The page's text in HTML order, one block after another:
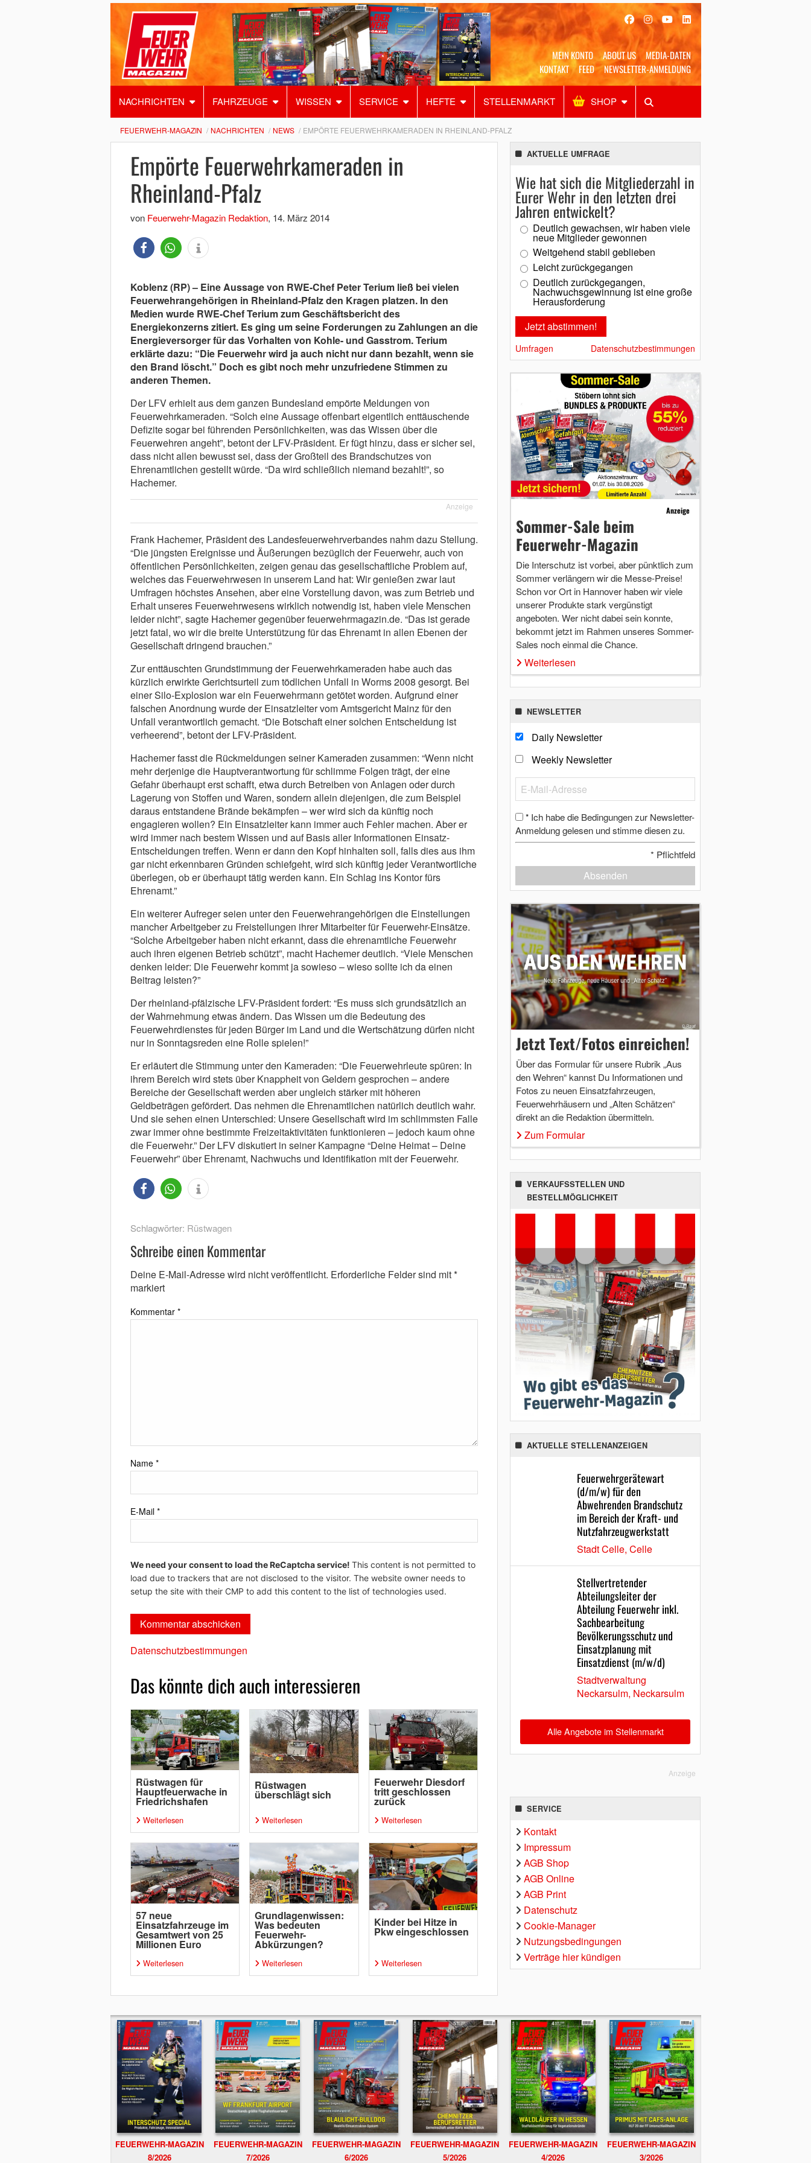
MEIN KONTO ABOUT US
MEDIA-DATEN
KONTAKT
FEED NEWSLETTER-ANMELDUNG
NACHRICHTEN FAHRZEUGE WISSEN SERVICE HEFTE STELLENMARKT SHOP
Alles Shop SUCHEN
FEUERWEHR-MAGAZIN NACHRICHTEN NEWS EMPÖRTE FEUERWEHRKAMERADEN IN RHEINLAND-PFALZ
Empörte Feuerwehrkameraden in
Rheinland-Pfalz
von Feuerwehr-Magazin Redaktion, 14. März 2014
Koblenz (RP) – Eine Aussage von RWE-Chef Peter Terium ließ bei vielen
Feuerwehrangehörigen in Rheinland-Pfalz den Kragen platzen. In den
Medien wurde RWE-Chef Terium zum Geschäftsbericht des
Energiekonzerns zitiert. Es ging um seine Forderungen zu Zahlungen an die
Energieversorger für das Vorhalten von Kohle- und Gasstrom. Terium
erklärte dazu: “Die Feuerwehr wird ja auch nicht nur dann bezahlt, wenn sie
den Brand löscht.” Doch es gibt noch mehr unzufriedene Stimmen zu
anderen Themen.
Der LFV erhielt aus dem ganzen Bundesland empörte Meldungen von
Feuerwehrkameraden. “Solch eine Aussage offenbart eigentlich enttäuschende
Defizite sogar bei führenden Persönlichkeiten, was das Wissen über die
Feuerwehren angeht”, betont der LFV-Präsident. Er fügt hinzu, dass er sicher sei,
dass nicht allen bewusst sei, dass der Großteil des Brandschutzes von
Ehrenamtlichen gestellt würde. “Da wird schließlich niemand bezahlt!”, so
Hachemer.
Anzeige
Frank Hachemer, Präsident des Landesfeuerwehrverbandes nahm dazu Stellung.
“Die jüngsten Ereignisse und Äußerungen bezüglich der Feuerwehr, auch von
öffentlichen Persönlichkeiten, zeigen genau das gesellschaftliche Problem auf,
welches das Feuerwehrwesen in unserem Land hat: Wir genießen zwar laut
Umfragen höchstes Ansehen, aber eine Vorstellung davon, was zum Betrieb und
Erhalt unseres Feuerwehrwesens wirklich notwendig ist, haben viele Menschen
leider nicht”, sagte Hachemer gegenüber feuerwehrmagazin.de. “Das ist gerade
jetzt fatal, wo wir die breite Unterstützung für das Ehrenamt in allen Ebenen der
Gesellschaft dringend brauchen.”
Zur enttäuschten Grundstimmung der Feuerwehrkameraden habe auch das
kürzlich erwirkte Gerichtsurteil zum tödlichen Unfall in Worms 2008 gesorgt. Bei
einer Silo-Explosion war ein Feuerwehrmann getötet worden. Aufgrund einer
falschen Anordnung wurde der Einsatzleiter vom Amtsgericht Mainz für den
Unfall verantwortlich gemacht. “Die Botschaft einer solchen Entscheidung ist
verheerend”, betont der LFV-Präsident.
Hachemer fasst die Rückmeldungen seiner Kameraden zusammen: “Wenn nicht
mehr derjenige die Hauptverantwortung für schlimme Folgen trägt, der eine
Gefahr überhaupt erst schafft, etwa durch Betreiben von Anlagen oder durch
Lagerung von Stoffen und Waren, sondern allein diejenigen, die zum Beispiel
daraus entstandene Brände bekämpfen – wer wird sich da künftig noch
engagieren wollen? Ein Einsatzleiter kann immer auch Fehler machen. Aber er
wird immer nach bestem Wissen und auf Basis aller Informationen Einsatz-
Entscheidungen treffen. Wenn er dann den Kopf hinhalten soll, falls dies aus ihm
gar nicht erkennbaren Gründen schiefgeht, wird sich künftig jeder Verantwortliche
überlegen, ob er überhaupt tätig werden kann. Ein Schlag ins Kontor fürs
Ehrenamt.”
Ein weiterer Aufreger seien unter den Feuerwehrangehörigen die Einstellungen
mancher Arbeitgeber zu Freistellungen ihrer Mitarbeiter für Feuerwehr-Einsätze.
“Solche Arbeitgeber haben nicht erkannt, dass die ehrenamtliche Feuerwehr
auch ihren eigenen Betrieb schützt”, macht Hachemer deutlich. “Viele Menschen
denken leider: Die Feuerwehr kommt ja sowieso – wieso sollte ich da einen
Beitrag leisten?”
Der rheinland-pfälzische LFV-Präsident fordert: “Es muss sich grundsätzlich an
der Wahrnehmung etwas ändern. Das Wissen um die Bedeutung des
Feuerwehrdienstes für jeden Bürger im Land und die Wertschätzung dürfen nicht
nur in Sonntagsreden eine Rolle spielen!”
Er erläutert die Stimmung unter den Kameraden: “Die Feuerwehrleute spüren: In
ihrem Bereich wird stets über Knappheit von Geldern gesprochen – andere
Bereiche der Gesellschaft werden aber ungleich stärker mit höheren
Geldbeträgen gefördert. Das nehmen die Ehrenamtlichen natürlich deutlich wahr.
Und sie sehen einen Unterschied: Unsere Gesellschaft wird im schlimmsten Falle
zwar immer ohne bestimmte Freizeitaktivitäten funktionieren – jedoch kaum ohne
die Feuerwehr.” Der LFV diskutiert in seiner Kampagne “Deine Heimat – Deine
Feuerwehr” über Ehrenamt, Nachwuchs und Identifikation mit der Feuerwehr.
Schlagwörter: Rüstwagen
Schreibe einen Kommentar
Deine E-Mail-Adresse wird nicht veröffentlicht. Erforderliche Felder sind mit*
markiert
Kommentar *
Name *
E-Mail *
We need your consent to load the ReCaptcha service! This content is not permitted to
load due to trackers that are not disclosed to the visitor. The website owner needs to
setup the site with their CMP to add this content to the list of technologies used.
Datenschutzbestimmungen
Das könnte dich auch interessieren
Rüstwagen für
Hauptfeuerwache in
Friedrichshafen
Weiterlesen
Rüstwagen
überschlägt sich
Weiterlesen
Feuerwehr Diesdorf
tritt geschlossen
zurück
Weiterlesen
57 neue
Einsatzfahrzeuge im
Gesamtwert von 25
Millionen Euro
Weiterlesen
Grundlagenwissen:
Was bedeuten
Feuerwehr-
Abkürzungen?
Weiterlesen
Kinder bei Hitze in
Pkw eingeschlossen
Weiterlesen
AKTUELLE UMFRAGE
Wie hat sich die Mitgliederzahl in
Eurer Wehr in den letzten drei
Jahren entwickelt?
Deutlich gewachsen, wir haben viele
neue Mitglieder gewonnen
Weitgehend stabil geblieben
Leicht zurückgegangen
Deutlich zurückgegangen,
Nachwuchsgewinnung ist eine große
Herausforderung
Umfragen Datenschutzbestimmungen
Anzeige
Sommer-Sale beim
Feuerwehr-Magazin
Die Interschutz ist vorbei, aber pünktlich zum
Sommer verlängern wir die Messe-Preise!
Schon vor Ort in Hannover haben wir viele
unserer Produkte stark vergünstigt
angeboten. Wer nicht dabei sein konnte,
bekommt jetzt im Rahmen unseres Sommer-
Sales noch einmal die Chance.
Weiterlesen
NEWSLETTER
Daily Newsletter
Weekly Newsletter
* Ich habe die Bedingungen zur Newsletter-
Anmeldung gelesen und stimme diesen zu.
* Pflichtfeld
Absenden
Jetzt Text/Fotos einreichen!
Über das Formular für unsere Rubrik „Aus
den Wehren“ kannst Du Informationen und
Fotos zu neuen Einsatzfahrzeugen,
Feuerwehrhäusern und „Alten Schätzen“
direkt an die Redaktion übermitteln.
Zum Formular
VERKAUFSSTELLEN UND
BESTELLMÖGLICHKEIT
AKTUELLE STELLENANZEIGEN
Feuerwehrgerätewart
(d/m/w) für den
Abwehrenden Brandschutz
im Bereich der Kraft- und
Nutzfahrzeugwerkstatt
Stadt Celle, Celle
Stellvertretender
Abteilungsleiter der
Abteilung Feuerwehr inkl.
Sachbearbeitung
Bevölkerungsschutz und
Einsatzplanung mit
Einsatzdienst (m/w/d)
Stadtverwaltung
Neckarsulm, Neckarsulm
Alle Angebote im Stellenmarkt
Anzeige
SERVICE
Kontakt
Impressum
AGB Shop
AGB Online
AGB Print
Datenschutz
Cookie-Manager
Nutzungsbedingungen
Verträge hier kündigen
FEUERWEHR-MAGAZIN
8/2026
FEUERWEHR-MAGAZIN
7/2026
FEUERWEHR-MAGAZIN
6/2026
FEUERWEHR-MAGAZIN
5/2026
FEUERWEHR-MAGAZIN
4/2026
FEUERWEHR-MAGAZIN
3/2026